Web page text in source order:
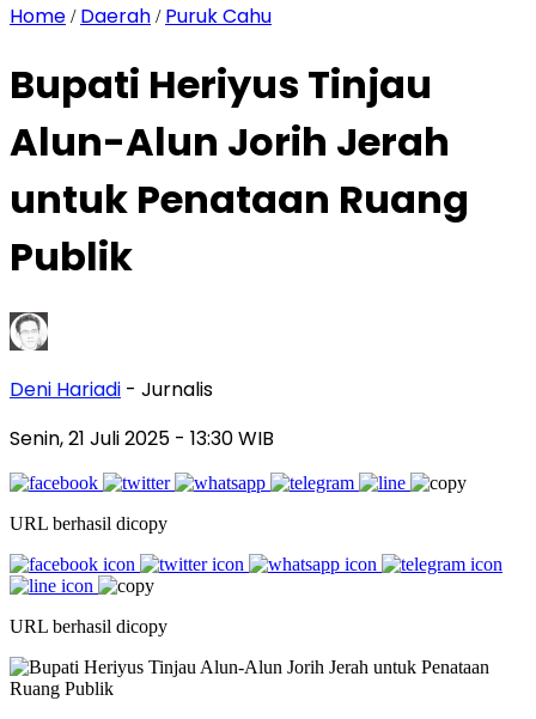
Home / Daerah / Puruk Cahu
Bupati Heriyus Tinjau
Alun-Alun Jorih Jerah
untuk Penataan Ruang
Publik
Deni Hariadi - Jurnalis
Senin, 21 Juli 2025 - 13:30 WIB
URL berhasil dicopy
URL berhasil dicopy